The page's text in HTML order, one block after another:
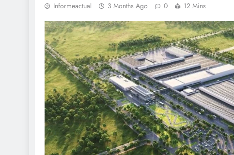
Informeactual 3 Months Ago 0 12 Mins